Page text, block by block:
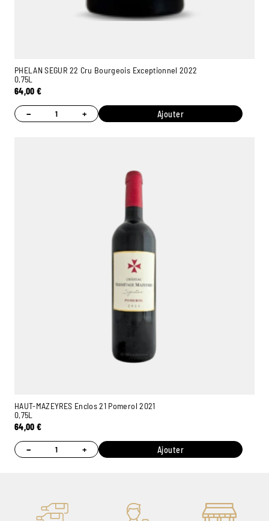
PHELAN SEGUR 22 Cru Bourgeois Exceptionnel 2022
0,75L
64,00€
− + Ajouter
HAUT-MAZEYRES Enclos 21 Pomerol 2021
0,75L
64,00€
− + Ajouter